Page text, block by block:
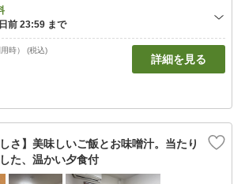
時） (税込)
詳細を見る
さ】美味しいご飯とお味噌汁。当たり
た、温かい夕食付